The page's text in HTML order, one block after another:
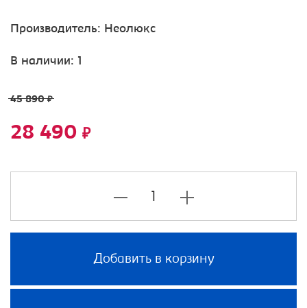
Производитель: Неолюкс
В наличии: 1
45 890₽
28 490 ₽
Добавить в корзину